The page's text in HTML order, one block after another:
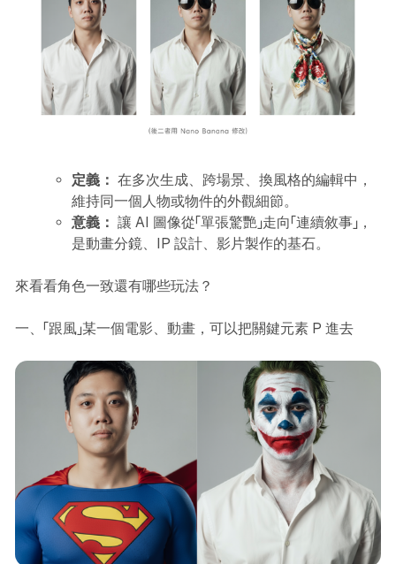
定義： 在多次生成、跨場景、換風格的編輯中，
維持同一個人物或物件的外觀細節。
意義： 讓 AI 圖像從「單張驚艷」走向「連續敘事」，
是動畫分鏡、IP 設計、影片製作的基石。
來看看角色一致還有哪些玩法？
一、「跟風」某一個電影、動畫，可以把關鍵元素 P 進去